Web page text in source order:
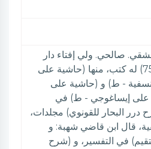
صالحي. ولي إفتاء دار
العدل (سنة 750) له كتب، منها (حاشية على
- ط) و (حاشية على
على إيساغوجي - ط) في
درر البحار للقونوي) مجلدات،
قال ابن قاضي شهبة: و
في التفسير، و (شرح